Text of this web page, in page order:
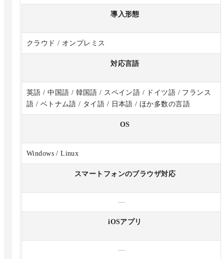
導入形態
クラウド / オンプレミス
対応言語
英語 / 中国語 / 韓国語 / スペイン語 / ドイツ語 / フランス
語 / ベトナム語 / タイ語 / 日本語 / ほか多数の言語
OS
Windows / Linux
スマートフォンのブラウザ対応
—
iOSアプリ
—